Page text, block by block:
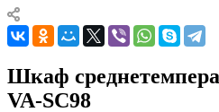
Шкаф
VA-SC98